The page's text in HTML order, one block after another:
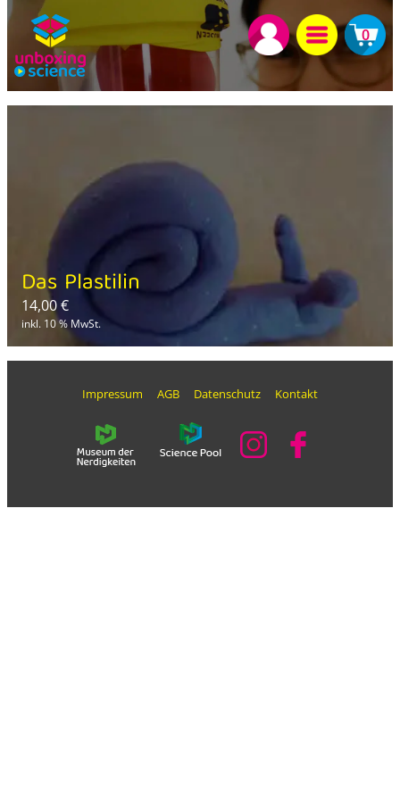
0
Das Plastilin
14,00€
inkl. 10 % MwSt.
Impressum AGB Datenschutz Kontakt